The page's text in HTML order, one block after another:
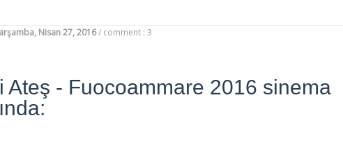
Nisan 27, 2016 / comment : 3
Ateş - Fuocoammare 2016 sinema